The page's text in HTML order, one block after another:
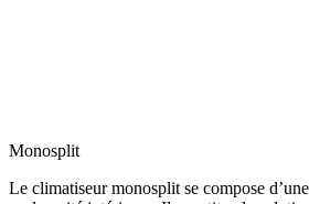
Monosplit
Le climatiseur monosplit se compose